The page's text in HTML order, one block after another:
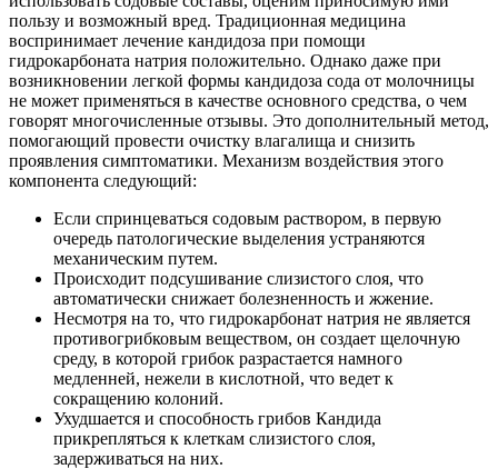
пользу и возможный вред. Традиционная медицина
воспринимает лечение кандидоза при помощи
гидрокарбоната натрия положительно. Однако даже при
возникновении легкой формы кандидоза сода от молочницы
не может применяться в качестве основного средства, о чем
говорят многочисленные отзывы. Это дополнительный метод,
помогающий провести очистку влагалища и снизить
проявления симптоматики. Механизм воздействия этого
компонента следующий:
Если спринцеваться содовым раствором, в первую
очередь патологические выделения устраняются
механическим путем.
Происходит подсушивание слизистого слоя, что
автоматически снижает болезненность и жжение.
Несмотря на то, что гидрокарбонат натрия не является
противогрибковым веществом, он создает щелочную
среду, в которой грибок разрастается намного
медленней, нежели в кислотной, что ведет к
сокращению колоний.
Ухудшается и способность грибов Кандида
прикрепляться к клеткам слизистого слоя,
задерживаться на них.